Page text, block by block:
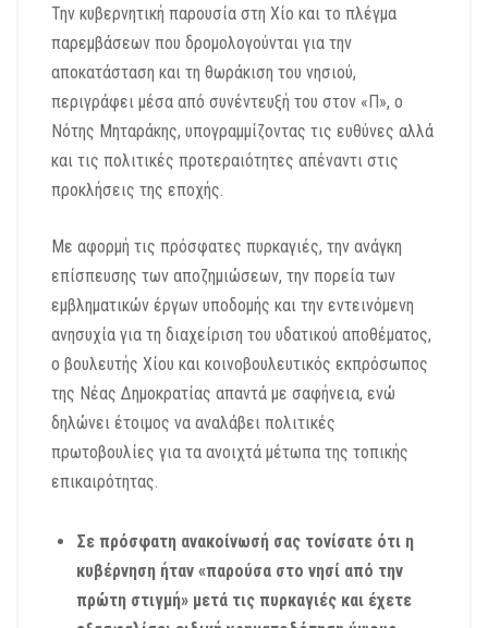
Την κυβερνητική παρουσία στη Χίο και το πλέγμα
παρεμβάσεων που δρομολογούνται για την
αποκατάσταση και τη θωράκιση του νησιού,
περιγράφει μέσα από συνέντευξή του στον «Π», ο
Νότης Μηταράκης, υπογραμμίζοντας τις ευθύνες αλλά
και τις πολιτικές προτεραιότητες απέναντι στις
προκλήσεις της εποχής.
Με αφορμή τις πρόσφατες πυρκαγιές, την ανάγκη
επίσπευσης των αποζημιώσεων, την πορεία των
εμβληματικών έργων υποδομής και την εντεινόμενη
ανησυχία για τη διαχείριση του υδατικού αποθέματος,
ο βουλευτής Χίου και κοινοβουλευτικός εκπρόσωπος
της Νέας Δημοκρατίας απαντά με σαφήνεια, ενώ
δηλώνει έτοιμος να αναλάβει πολιτικές
πρωτοβουλίες για τα ανοιχτά μέτωπα της τοπικής
επικαιρότητας.
Σε πρόσφατη ανακοίνωσή σας τονίσατε ότι η
κυβέρνηση ήταν «παρούσα στο νησί από την
πρώτη στιγμή» μετά τις πυρκαγιές και έχετε